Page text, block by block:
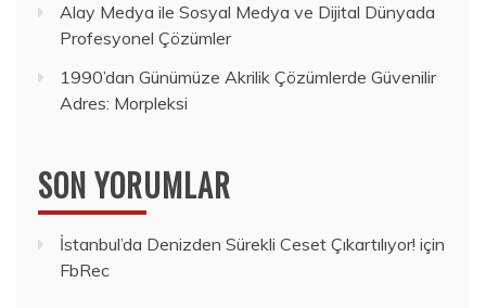
Alay Medya ile Sosyal Medya ve Dijital Dünyada
Profesyonel Çözümler
1990’dan Günümüze Akrilik Çözümlerde Güvenilir
Adres: Morpleksi
SON YORUMLAR
İstanbul’da Denizden Sürekli Ceset Çıkartılıyor! için
FbRec